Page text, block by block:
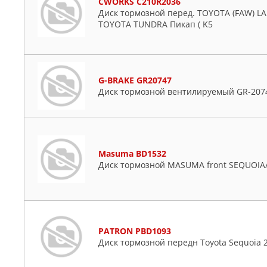
Диск тормозной перед. TOYOTA (FAW)
TOYOTA TUNDRA Пикап ( K5
G-BRAKE GR20747
Диск тормозной вентилируемый GR-
Masuma BD1532
Диск тормозной MASUMA front
PATRON PBD1093
Диск тормозной передн Toyota Sequoia